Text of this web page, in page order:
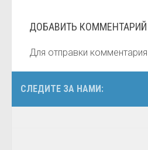
ДОБАВИТЬ КОММЕНТАРИЙ
Для отправки
СЛЕДИТЕ ЗА НАМИ: